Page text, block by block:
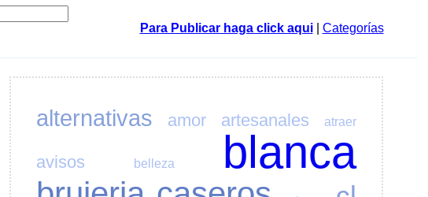
Para Publicar haga click aqui| Categorías
alternativas amor artesanales atraer
avisos belleza blanca